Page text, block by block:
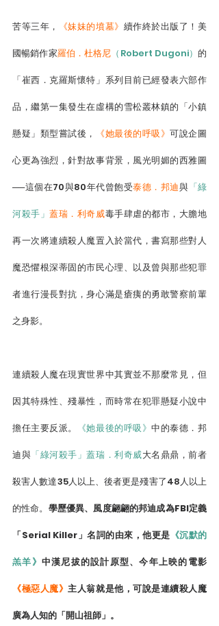
苦等三年， 《妹妹的墳墓》 續作終於出版了！美
國暢銷作家羅伯．杜格尼 （Robert Dugoni）的
「崔西．克羅斯懷特」系列目前已經發表六部作
品，繼第一集發生在虛構的雪松叢林鎮的「小鎮
懸疑」類型嘗試後， 《她最後的呼吸》可說企圖
心更為強烈，針對故事背景，風光明媚的西雅圖
──這個在70與80年代曾飽受泰德．邦迪與 「綠
河殺手」蓋瑞．利奇威毒手肆虐的都市，大膽地
再一次將連續殺人魔置入於當代，書寫那些對人
魔恐懼根深蒂固的市民心理、以及曾與那些犯罪
者進行漫長對抗，身心滿是瘡痍的勇敢警察前輩
之身影。
連續殺人魔在現實世界中其實並不那麼常見，但
因其特殊性、殘暴性，而時常在犯罪懸疑小說中
擔任主要反派。 《她最後的呼吸》中的泰德．邦
迪與 「綠河殺手」蓋瑞．利奇威大名鼎鼎，前者
殺害人數達35人以上、後者更是殘害了48人以上
的性命。 學歷優異、風度翩翩的邦迪成為FBI定義
「Serial Killer」名詞的由來，他更是 《沉默的
羔羊》 中漢尼拔的設計原型、今年上映的電影
《極惡人魔》主人翁就是他，可說是連續殺人魔
廣為人知的「開山祖師」。